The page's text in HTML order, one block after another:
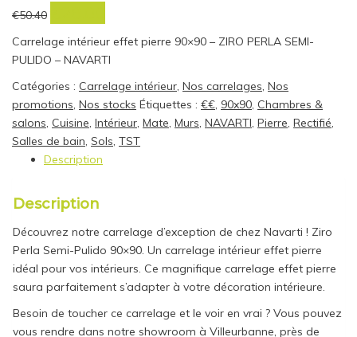
€50.40Le
initial
était :
€50.40.
actuel
est :
€28.00.
Carrelage intérieur effet pierre 90×90 – ZIRO PERLA SEMI-
PULIDO – NAVARTI
Catégories : Carrelage intérieur, Nos carrelages, Nos
promotions, Nos stocks Étiquettes : €€, 90x90, Chambres &
salons, Cuisine, Intérieur, Mate, Murs, NAVARTI, Pierre, Rectifié,
Salles de bain, Sols, TST
Description
Description
Découvrez notre carrelage d’exception de chez Navarti ! Ziro
Perla Semi-Pulido 90×90. Un carrelage intérieur effet pierre
idéal pour vos intérieurs. Ce magnifique carrelage effet pierre
saura parfaitement s’adapter à votre décoration intérieure.
Besoin de toucher ce carrelage et le voir en vrai ? Vous pouvez
vous rendre dans notre showroom à Villeurbanne, près de